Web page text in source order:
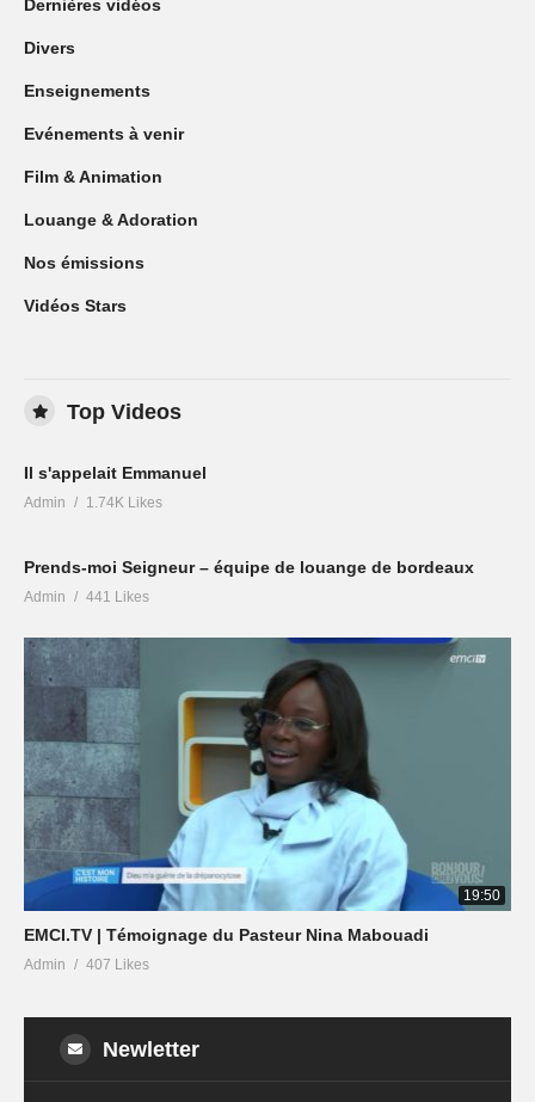
Dernières vidéos
Divers
Enseignements
Evénements à venir
Film & Animation
Louange & Adoration
Nos émissions
Vidéos Stars
Top Videos
Il s'appelait Emmanuel
Admin 1.74K Likes
Prends-moi Seigneur – équipe de louange de bordeaux
Admin 441 Likes
19:50
EMCI.TV | Témoignage du Pasteur Nina Mabouadi
Admin 407 Likes
Newletter